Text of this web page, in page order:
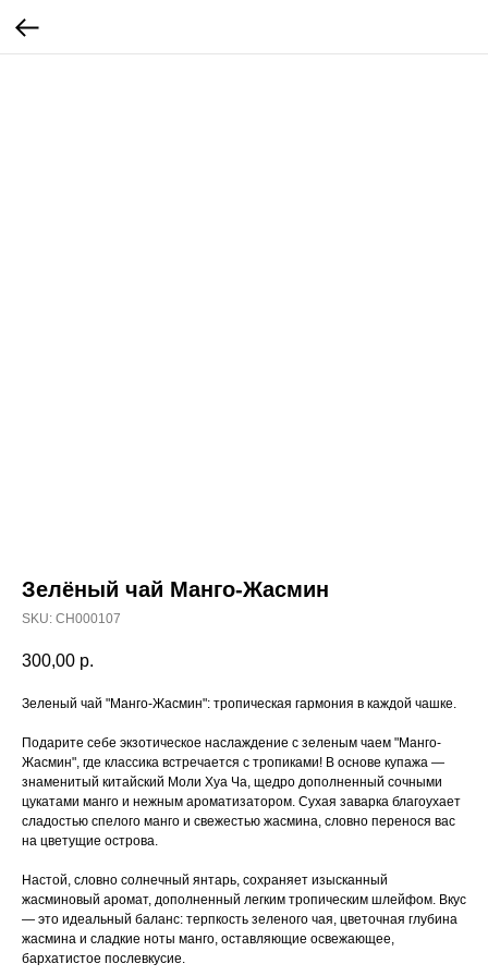
Зелёный чай Манго-Жасмин
SKU: CH000107
300,00 р.
Зеленый чай "Манго-Жасмин": тропическая гармония в каждой чашке.
Подарите себе экзотическое наслаждение с зеленым чаем "Манго-
Жасмин", где классика встречается с тропиками! В основе купажа —
знаменитый китайский Моли Хуа Ча, щедро дополненный сочными
цукатами манго и нежным ароматизатором. Сухая заварка благоухает
сладостью спелого манго и свежестью жасмина, словно перенося вас
на цветущие острова.
Настой, словно солнечный янтарь, сохраняет изысканный
жасминовый аромат, дополненный легким тропическим шлейфом. Вкус
— это идеальный баланс: терпкость зеленого чая, цветочная глубина
жасмина и сладкие ноты манго, оставляющие освежающее,
бархатистое послевкусие.